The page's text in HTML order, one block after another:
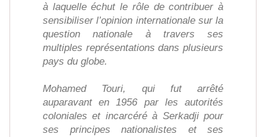
à laquelle échut le rôle de contribuer à
sensibiliser l’opinion internationale sur la
question nationale à travers ses
multiples représentations dans plusieurs
pays du globe.
Mohamed Touri, qui fut arrêté
auparavant en 1956 par les autorités
coloniales et incarcéré à Serkadji pour
ses principes nationalistes et ses